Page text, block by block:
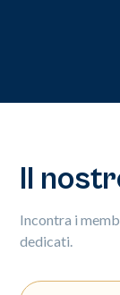
Il
Incontra i
dedicati.